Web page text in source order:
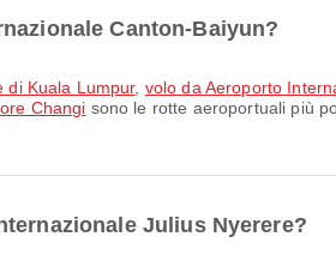
Canton-Baiyun?
di Kuala Lumpur, volo da Aeroporto
Changi sono le rotte aeroportuali più
Julius Nyerere?